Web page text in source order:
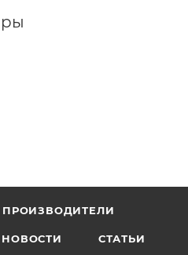
ПРОИЗВОДИТЕЛИ
НОВОСТИ СТАТЬИ